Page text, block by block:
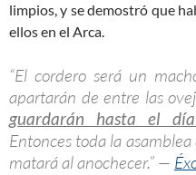
limpios, y se demostró que
ellos en el Arca.
“El cordero será un
apartarán de entre las
guardarán hasta el
Entonces toda la
matará al anochecer.” —